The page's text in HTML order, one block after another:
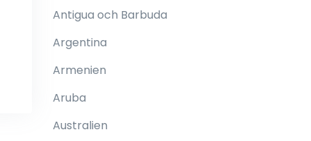
Antigua och Barbuda
Argentina
Armenien
Aruba
Australien